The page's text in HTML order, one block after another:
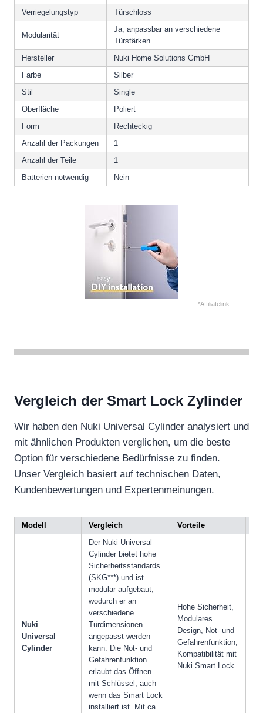
Verriegelungstyp
Türschloss
Modularität
Ja, anpassbar an verschiedene
Türstärken
Hersteller
Nuki Home Solutions GmbH
Farbe
Silber
Stil
Single
Oberfläche
Poliert
Form
Rechteckig
Anzahl der Packungen
1
Anzahl der Teile
1
Batterien notwendig
Nein
*Affiliatelink
Vergleich der Smart Lock Zylinder
Wir haben den Nuki Universal Cylinder analysiert und
mit ähnlichen Produkten verglichen, um die beste
Option für verschiedene Bedürfnisse zu finden.
Unser Vergleich basiert auf technischen Daten,
Kundenbewertungen und Expertenmeinungen.
Modell Vergleich Vorteile
Nuki
Universal
Cylinder
Der Nuki Universal
Cylinder bietet hohe
Sicherheitsstandards
(SKG***) und ist
modular aufgebaut,
wodurch er an
verschiedene
Türdimensionen
angepasst werden
kann. Die Not- und
Gefahrenfunktion
erlaubt das Öffnen
mit Schlüssel, auch
wenn das Smart Lock
installiert ist. Mit ca.
Hohe Sicherheit,
Modulares
Design, Not- und
Gefahrenfunktion,
Kompatibilität mit
Nuki Smart Lock